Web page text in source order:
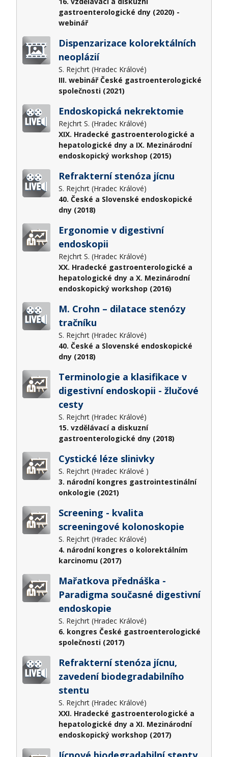
gastroenterologické dny (2020) -
webinář
Dispenzarizace kolorektálních
neoplázií
S. Rejchrt (Hradec Králové)
III. webinář České gastroenterologické
společnosti (2021)
Endoskopická nekrektomie
Rejchrt S. (Hradec Králové)
XIX. Hradecké gastroenterologické a
hepatologické dny a IX. Mezinárodní
endoskopický workshop (2015)
Refrakterní stenóza jícnu
S. Rejchrt (Hradec Králové)
40. České a Slovenské endoskopické
dny (2018)
Ergonomie v digestivní
endoskopii
Rejchrt S. (Hradec Králové)
XX. Hradecké gastroenterologické a
hepatologické dny a X. Mezinárodní
endoskopický workshop (2016)
M. Crohn – dilatace stenózy
tračníku
S. Rejchrt (Hradec Králové)
40. České a Slovenské endoskopické
dny (2018)
Terminologie a klasifikace v
digestivní endoskopii - žlučové
cesty
S. Rejchrt (Hradec Králové)
15. vzdělávací a diskuzní
gastroenterologické dny (2018)
Cystické léze slinivky
S. Rejchrt (Hradec Králové )
3. národní kongres gastrointestinální
onkologie (2021)
Screening - kvalita
screeningové kolonoskopie
S. Rejchrt (Hradec Králové)
4. národní kongres o kolorektálním
karcinomu (2017)
Mařatkova přednáška -
Paradigma současné digestivní
endoskopie
S. Rejchrt (Hradec Králové)
6. kongres České gastroenterologické
společnosti (2017)
Refrakterní stenóza jícnu,
zavedení biodegradabilního
stentu
S. Rejchrt (Hradec Králové)
XXI. Hradecké gastroenterologické a
hepatologické dny a XI. Mezinárodní
endoskopický workshop (2017)